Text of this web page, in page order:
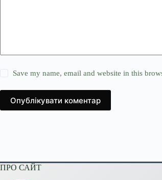
Save my name, email and website in this
Опублікувати коментар
ПРО САЙТ